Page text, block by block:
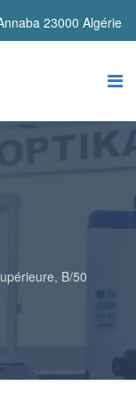
23000 Algérie
B/50